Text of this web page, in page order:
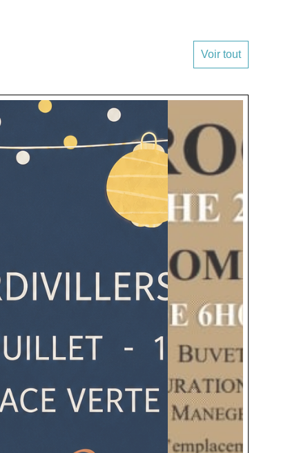
Voir tout